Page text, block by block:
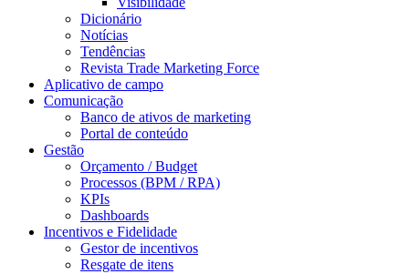
Dicionário
Notícias
Tendências
Revista Trade Marketing Force
Aplicativo de campo
Comunicação
Banco de ativos de marketing
Portal de conteúdo
Gestão
Orçamento / Budget
Processos (BPM / RPA)
KPIs
Dashboards
Incentivos e Fidelidade
Gestor de incentivos
Resgate de itens